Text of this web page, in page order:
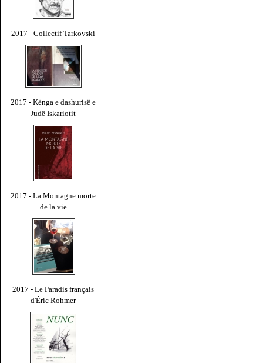
2017 - Collectif Tarkovski
2017 - Kënga e dashurisë e
Judë Iskariotit
2017 - La Montagne morte
de la vie
2017 - Le Paradis français
d'Éric Rohmer